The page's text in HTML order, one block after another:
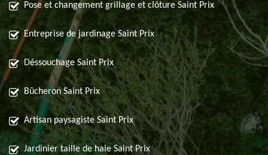
Pose et changement grillage et clôture Saint Prix
Entreprise de jardinage Saint Prix
Déssouchage Saint Prix
Bûcheron Saint Prix
Artisan paysagiste Saint Prix
Jardinier taille de haie Saint Prix